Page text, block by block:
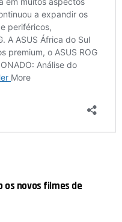
os novos filmes de